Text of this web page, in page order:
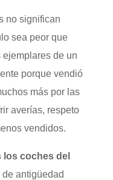
no significan
sea peor que
ejemplares de un
porque vendió
más por las
averías, respeto
vendidos.
los coches del
de antigüedad